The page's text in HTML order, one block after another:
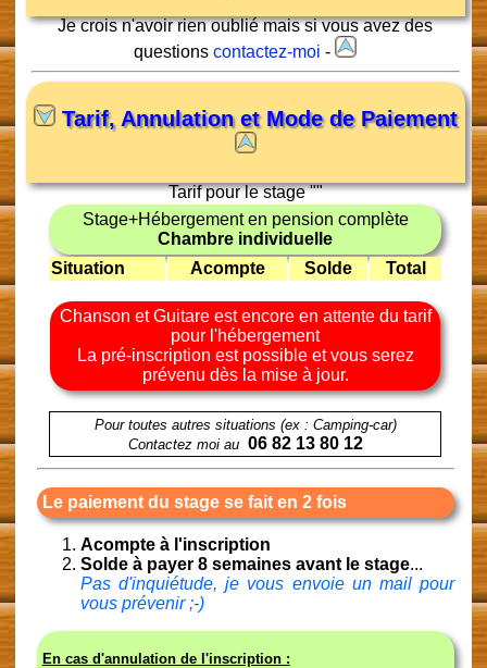
Je crois n'avoir rien oublié mais si vous avez des
questionscontactez-moi -
Tarif, Annulation et Mode de Paiement
Tarif pour le stage ""
Stage+Hébergement en pension complète
Chambre individuelle
Situation
Acompte Solde Total
Chanson et Guitare est encore en attente du tarif
pour l'hébergement
La pré-inscription est possible et vous serez
prévenu dès la mise à jour.
Pour toutes autres situations (ex : Camping-car)
Contactez moi au 06 82 13 80 12
Le paiement du stage se fait en 2 fois
Acompte à l'inscription
Solde à payer 8 semaines avant le stage...
Pas d'inquiétude, je vous envoie un mail pour
vous prévenir ;-)
En cas d'annulation de l'inscription :